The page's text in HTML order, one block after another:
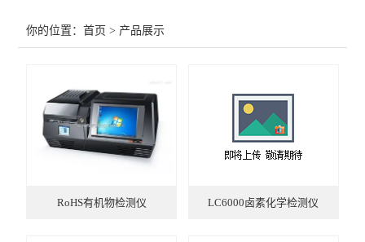
RoHS仪器维修
硅油涂布量测厚仪
直读光谱仪
你的位置：首页 > 产品展示
RoHS有机物检测仪 LC6000卤素化学检测仪